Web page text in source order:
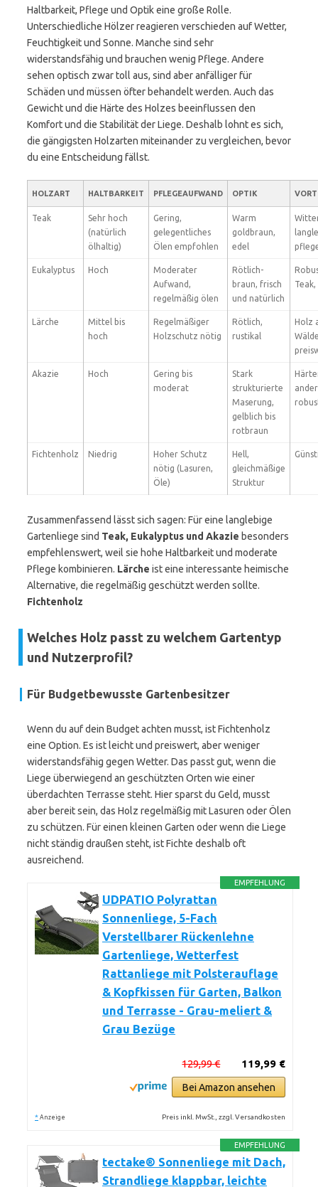
Haltbarkeit, Pflege und Optik eine große Rolle.
Unterschiedliche Hölzer reagieren verschieden auf Wetter,
Feuchtigkeit und Sonne. Manche sind sehr
widerstandsfähig und brauchen wenig Pflege. Andere
sehen optisch zwar toll aus, sind aber anfälliger für
Schäden und müssen öfter behandelt werden. Auch das
Gewicht und die Härte des Holzes beeinflussen den
Komfort und die Stabilität der Liege. Deshalb lohnt es sich,
die gängigsten Holzarten miteinander zu vergleichen, bevor
du eine Entscheidung fällst.
HOLZART HALTBARKEIT PFLEGEAUFWAND OPTIK
Teak
Sehr hoch
(natürlich
ölhaltig)
Gering,
gelegentliches
Ölen empfohlen
Warm
goldbraun,
edel
Eukalyptus Hoch
Moderater
Aufwand,
regelmäßig ölen
Rötlich-
braun, frisch
und natürlich
Lärche
Mittel bis
hoch
Regelmäßiger
Holzschutz nötig
Rötlich,
rustikal
Holz
Akazie Hoch
Gering bis
moderat
Stark
strukturierte
Maserung,
gelblich bis
rotbraun
Fichtenholz Niedrig
Hoher Schutz
nötig (Lasuren,
Öle)
Hell,
gleichmäßige
Struktur
Zusammenfassend lässt sich sagen: Für eine langlebige
Gartenliege sind Teak, Eukalyptus und Akazie besonders
empfehlenswert, weil sie hohe Haltbarkeit und moderate
Pflege kombinieren. Lärche ist eine interessante heimische
Alternative, die regelmäßig geschützt werden sollte.
Fichtenholz
Welches Holz passt zu welchem Gartentyp
und Nutzerprofil?
Für Budgetbewusste Gartenbesitzer
Wenn du auf dein Budget achten musst, ist Fichtenholz
eine Option. Es ist leicht und preiswert, aber weniger
widerstandsfähig gegen Wetter. Das passt gut, wenn die
Liege überwiegend an geschützten Orten wie einer
überdachten Terrasse steht. Hier sparst du Geld, musst
aber bereit sein, das Holz regelmäßig mit Lasuren oder Ölen
zu schützen. Für einen kleinen Garten oder wenn die Liege
nicht ständig draußen steht, ist Fichte deshalb oft
ausreichend.
EMPFEHLUNG
UDPATIO Polyrattan
Sonnenliege, 5-Fach
Verstellbarer Rückenlehne
Gartenliege, Wetterfest
Rattanliege mit Polsterauflage
& Kopfkissen für Garten, Balkon
und Terrasse - Grau-meliert &
Grau Bezüge
119,99 €
129,99 €
Bei Amazon ansehen
* Anzeige Preis inkl. MwSt., zzgl. Versandkosten
EMPFEHLUNG
tectake® Sonnenliege mit Dach,
Strandliege klappbar, leichte